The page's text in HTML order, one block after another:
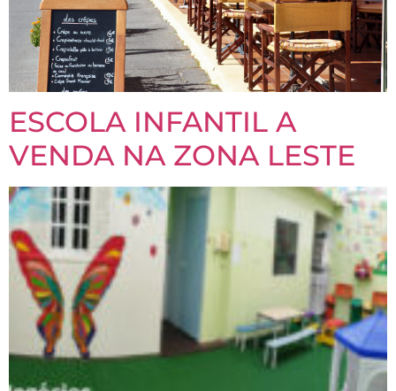
ESCOLA INFANTIL A
VENDA NA ZONA LESTE